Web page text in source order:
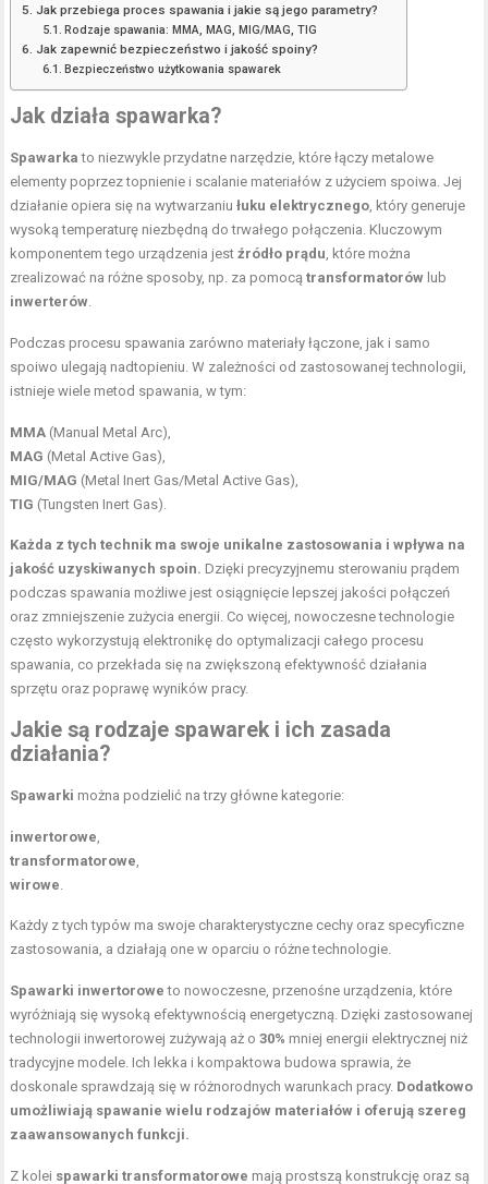
Jak przebiega proces spawania i jakie są jego parametry?
Rodzaje spawania: MMA, MAG, MIG/MAG, TIG
Jak zapewnić bezpieczeństwo i jakość spoiny?
Bezpieczeństwo użytkowania spawarek
Jak działa spawarka?
Spawarka to niezwykle przydatne narzędzie, które łączy metalowe
elementy poprzez topnienie i scalanie materiałów z użyciem spoiwa. Jej
działanie opiera się na wytwarzaniułuku elektrycznego, który generuje
wysoką temperaturę niezbędną do trwałego połączenia. Kluczowym
komponentem tego urządzenia jestźródło prądu, które można
zrealizować na różne sposoby, np. za pomocątransformatorów lub
inwerterów.
Podczas procesu spawania zarówno materiały łączone, jak i samo
spoiwo ulegają nadtopieniu. W zależności od zastosowanej technologii,
istnieje wiele metod spawania, w tym:
MMA (Manual Metal Arc),
MAG (Metal Active Gas),
MIG/MAG (Metal Inert Gas/Metal Active Gas),
TIG (Tungsten Inert Gas).
Każda z tych technik ma swoje unikalne zastosowania i wpływa na
jakość uzyskiwanych spoin. Dzięki precyzyjnemu sterowaniu prądem
podczas spawania możliwe jest osiągnięcie lepszej jakości połączeń
oraz zmniejszenie zużycia energii. Co więcej, nowoczesne technologie
często wykorzystują elektronikę do optymalizacji całego procesu
spawania, co przekłada się na zwiększoną efektywność działania
sprzętu oraz poprawę wyników pracy.
Jakie są rodzaje spawarek i ich zasada
działania?
Spawarki można podzielić na trzy główne kategorie:
inwertorowe,
transformatorowe,
wirowe.
Każdy z tych typów ma swoje charakterystyczne cechy oraz specyficzne
zastosowania, a działają one w oparciu o różne technologie.
Spawarki inwertorowe to nowoczesne, przenośne urządzenia, które
wyróżniają się wysoką efektywnością energetyczną. Dzięki zastosowanej
technologii inwertorowej zużywają aż o30% mniej energii elektrycznej niż
tradycyjne modele. Ich lekka i kompaktowa budowa sprawia, że
doskonale sprawdzają się w różnorodnych warunkach pracy. Dodatkowo
umożliwiają spawanie wielu rodzajów materiałów i oferują szereg
zaawansowanych funkcji.
Z kolei spawarki transformatorowe mają prostszą konstrukcję oraz są